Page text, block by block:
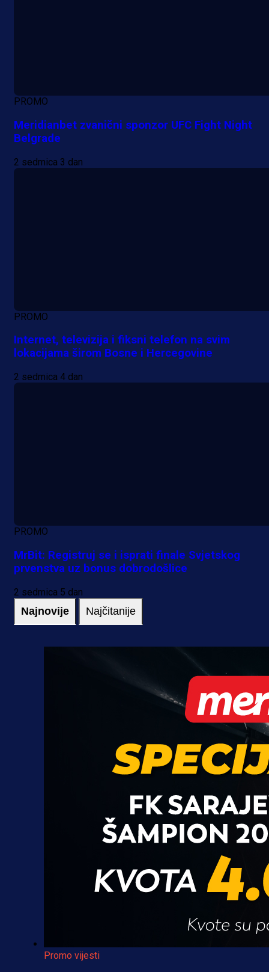
PROMO
Meridianbet zvanični sponzor UFC Fight Night
Belgrade
2 sedmica 3 dan
PROMO
Internet, televizija i fiksni telefon na svim
lokacijama širom Bosne i Hercegovine
2 sedmica 4 dan
PROMO
MrBit: Registruj se i isprati finale Svjetskog
prvenstva uz bonus dobrodošlice
2 sedmica 5 dan
Najnovije Najčitanije
Promo vijesti